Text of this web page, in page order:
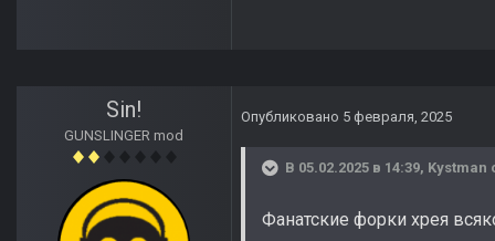
Sin!
GUNSLINGER mod
Опубликовано 5 февраля, 2025
В 05.02.2025 в 14:39, Kystman
Фанатские форки хрея